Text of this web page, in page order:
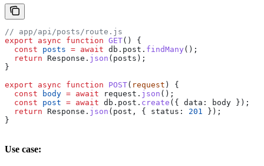
// app/api/posts/route.js
export async function GET() {
  const
posts = await db . post . findMany ();
  return
Response . json ( posts );
}
export async function POST( request ) {
  const
body = await request . json ();
  const
post = await db . post . create ({ data: body });
  return
Response . json ( post , { status: 201 });
}
Use case: